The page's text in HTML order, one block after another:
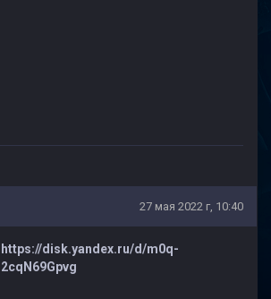
27 мая 2022 г, 10:40
https://disk.yandex.ru/d/m0q-
2cqN69Gpvg